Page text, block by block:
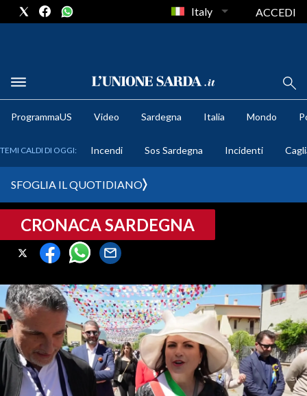
METEO
CRONACA SARDEGNA
CAGLIARI
SULCIS IGLESIENTE
MEDIO CAMPIDANO
ORISTANO E PROVINCIA
SASSARI E PROVINCIA
GALLURA
Italy ACCEDI
ProgrammaUS Video Sardegna Italia Mondo
TEMI CALDI DI OGGI: Incendi Sos Sardegna Incidenti
SFOGLIA IL QUOTIDIANO
CRONACA SARDEGNA